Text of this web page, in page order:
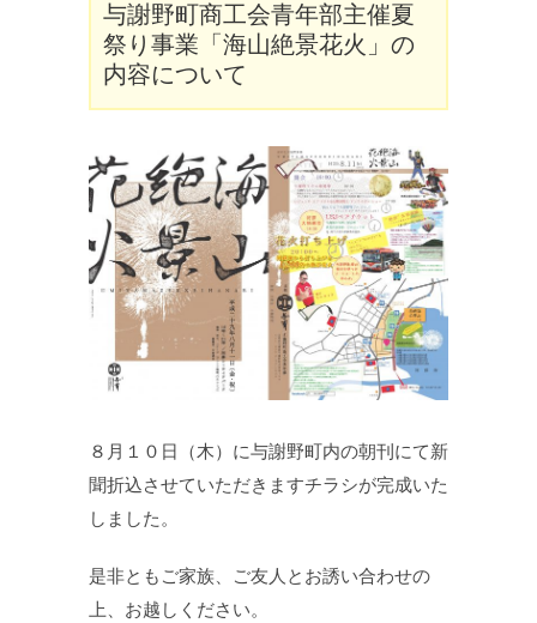
与謝野町商工会青年部主催夏
祭り事業「海山絶景花火」の
内容について
８月１０日（木）に与謝野町内の朝刊にて新
聞折込させていただきますチラシが完成いた
しました。
是非ともご家族、ご友人とお誘い合わせの
上、お越しください。